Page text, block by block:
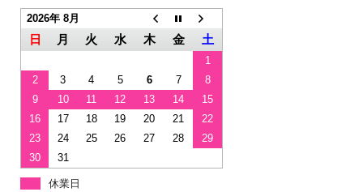
2026年 8月
日 月 火 水 木 金 土
1
2
3 4 5 6 7
8
9
10 11 12 13 14
15
16
17 18 19 20 21
22
23
24 25 26 27 28
29
30
31
休業日